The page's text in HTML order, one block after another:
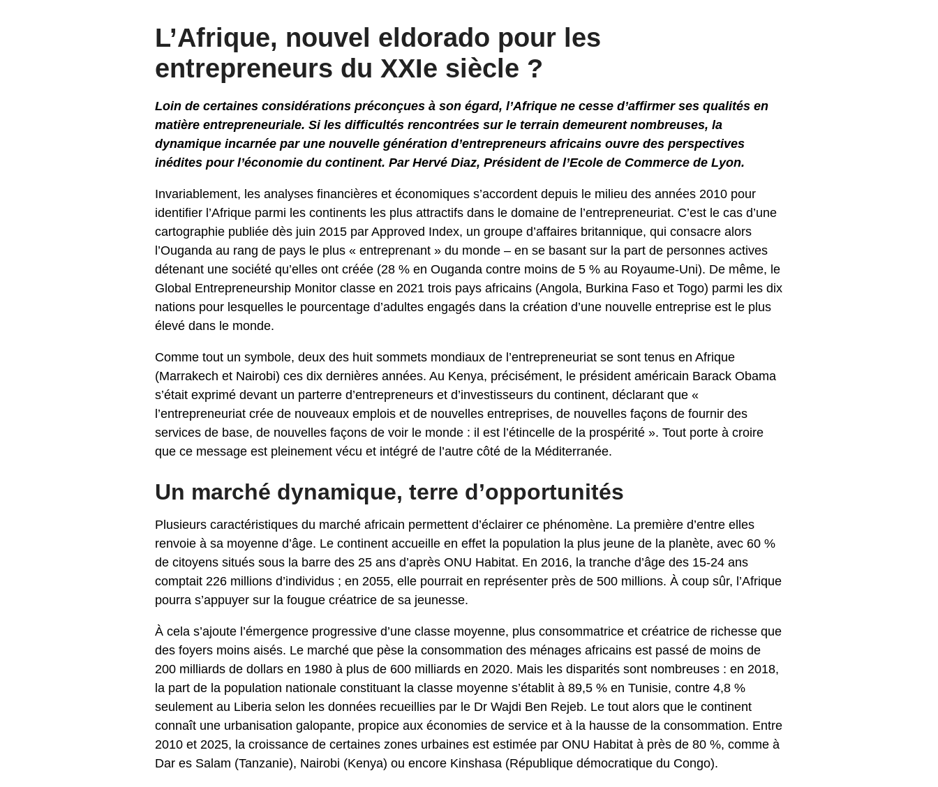
L’Afrique, nouvel eldorado pour les
entrepreneurs du XXIe siècle ?
Loin de certaines considérations préconçues à son égard, l’Afrique ne cesse d’affirmer ses qualités en
matière entrepreneuriale. Si les difficultés rencontrées sur le terrain demeurent nombreuses, la
dynamique incarnée par une nouvelle génération d’entrepreneurs africains ouvre des perspectives
inédites pour l’économie du continent. Par Hervé Diaz, Président de l’Ecole de Commerce de Lyon.
Invariablement, les analyses financières et économiques s’accordent depuis le milieu des années 2010 pour
identifier l’Afrique parmi les continents les plus attractifs dans le domaine de l’entrepreneuriat. C’est le cas d’une
cartographie publiée dès juin 2015 par Approved Index, un groupe d’affaires britannique, qui consacre alors
l’Ouganda au rang de pays le plus « entreprenant » du monde – en se basant sur la part de personnes actives
détenant une société qu’elles ont créée (28 % en Ouganda contre moins de 5 % au Royaume-Uni). De même, le
Global Entrepreneurship Monitor classe en 2021 trois pays africains (Angola, Burkina Faso et Togo) parmi les dix
nations pour lesquelles le pourcentage d’adultes engagés dans la création d’une nouvelle entreprise est le plus
élevé dans le monde.
Comme tout un symbole, deux des huit sommets mondiaux de l’entrepreneuriat se sont tenus en Afrique
(Marrakech et Nairobi) ces dix dernières années. Au Kenya, précisément, le président américain Barack Obama
s’était exprimé devant un parterre d’entrepreneurs et d’investisseurs du continent, déclarant que «
l’entrepreneuriat crée de nouveaux emplois et de nouvelles entreprises, de nouvelles façons de fournir des
services de base, de nouvelles façons de voir le monde : il est l’étincelle de la prospérité ». Tout porte à croire
que ce message est pleinement vécu et intégré de l’autre côté de la Méditerranée.
Un marché dynamique, terre d’opportunités
Plusieurs caractéristiques du marché africain permettent d’éclairer ce phénomène. La première d’entre elles
renvoie à sa moyenne d’âge. Le continent accueille en effet la population la plus jeune de la planète, avec 60 %
de citoyens situés sous la barre des 25 ans d’après ONU Habitat. En 2016, la tranche d’âge des 15-24 ans
comptait 226 millions d’individus ; en 2055, elle pourrait en représenter près de 500 millions. À coup sûr, l’Afrique
pourra s’appuyer sur la fougue créatrice de sa jeunesse.
À cela s’ajoute l’émergence progressive d’une classe moyenne, plus consommatrice et créatrice de richesse que
des foyers moins aisés. Le marché que pèse la consommation des ménages africains est passé de moins de
200 milliards de dollars en 1980 à plus de 600 milliards en 2020. Mais les disparités sont nombreuses : en 2018,
la part de la population nationale constituant la classe moyenne s’établit à 89,5 % en Tunisie, contre 4,8 %
seulement au Liberia selon les données recueillies par le Dr Wajdi Ben Rejeb. Le tout alors que le continent
connaît une urbanisation galopante, propice aux économies de service et à la hausse de la consommation. Entre
2010 et 2025, la croissance de certaines zones urbaines est estimée par ONU Habitat à près de 80 %, comme à
Dar es Salam (Tanzanie), Nairobi (Kenya) ou encore Kinshasa (République démocratique du Congo).